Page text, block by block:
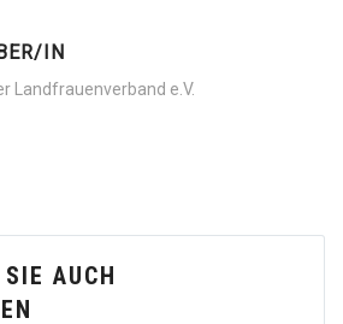
IN
Landfrauenverband e.V.
AUCH